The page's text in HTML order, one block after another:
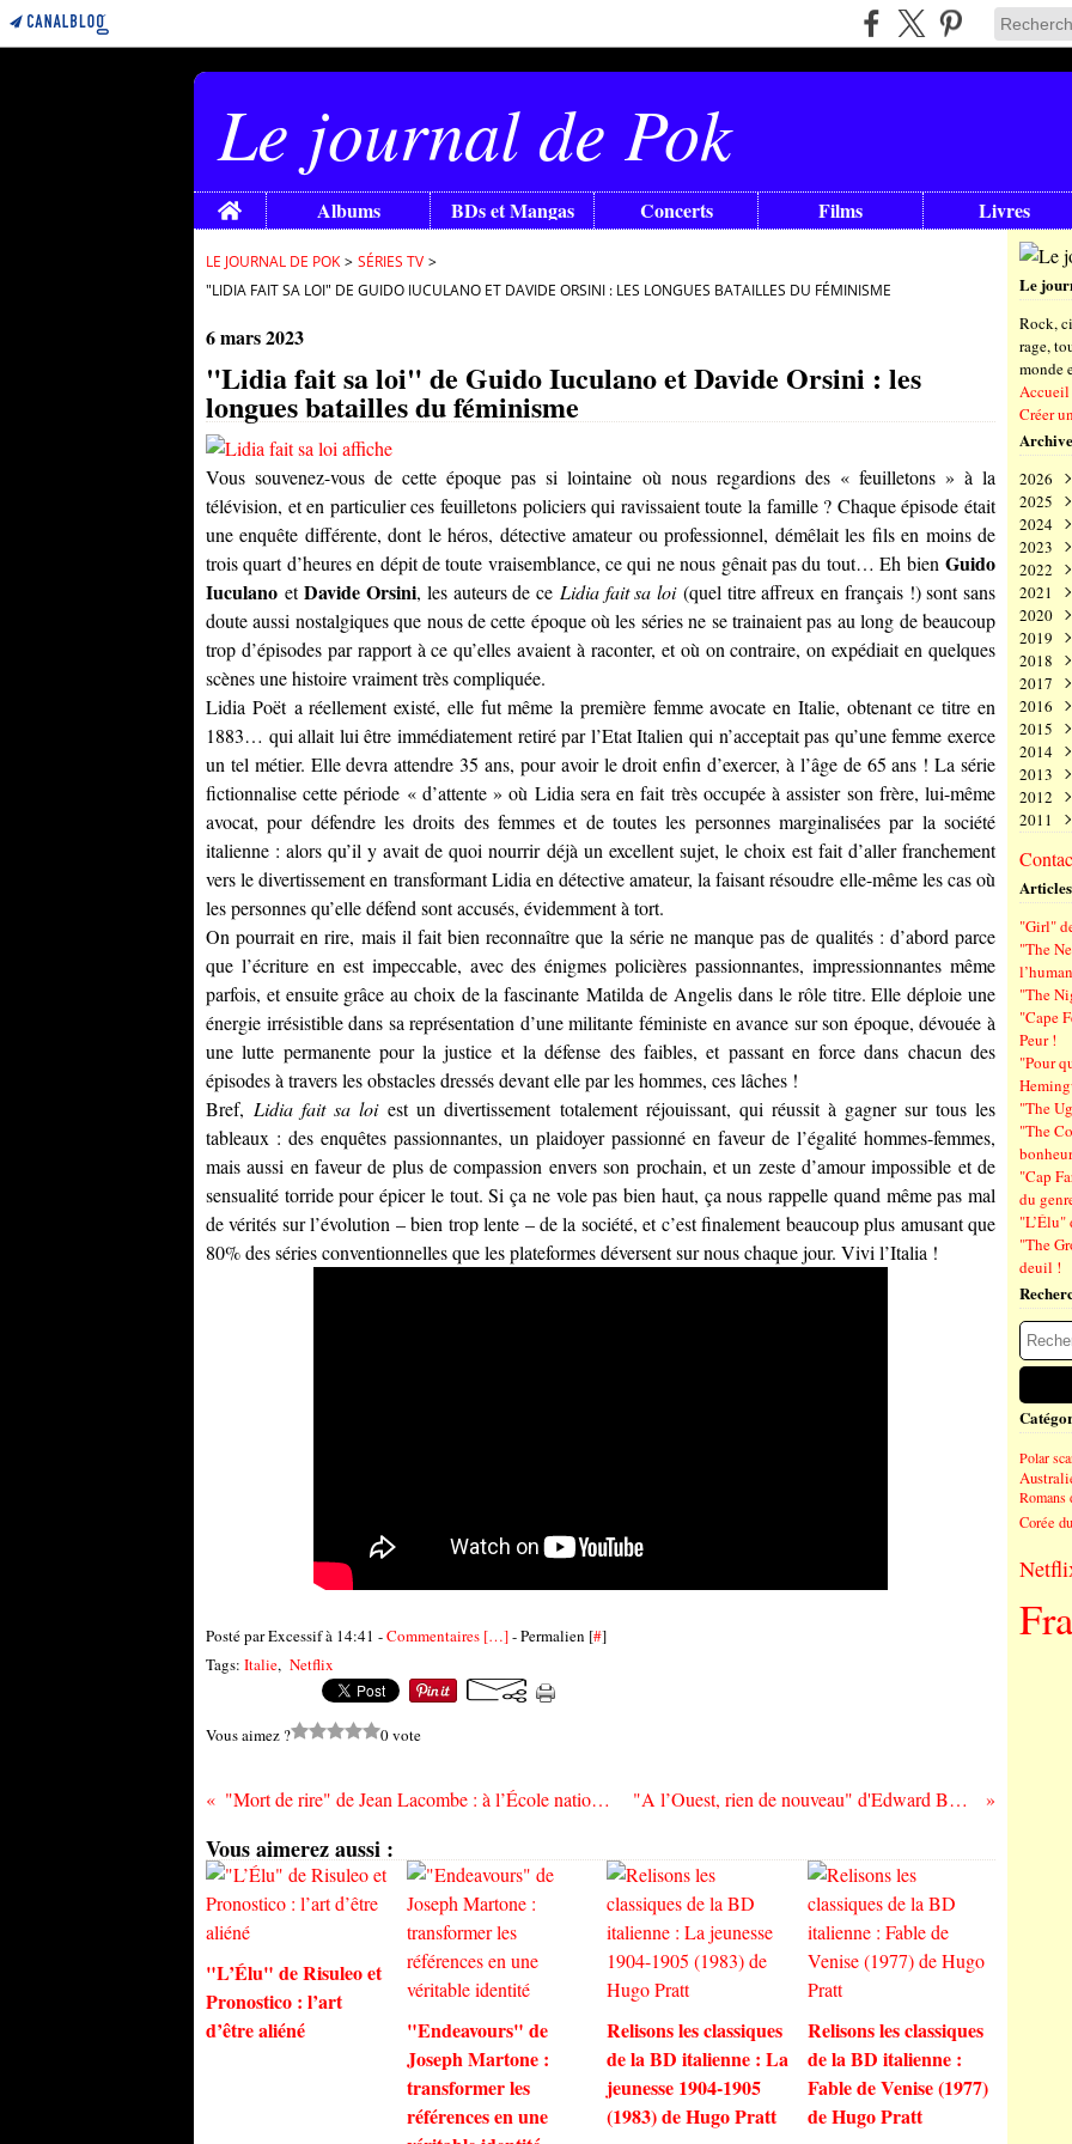
Le journal de Pok
Home Albums BDs et Mangas Concerts Films Livres
LE JOURNAL DE POK > SÉRIES TV >
"LIDIA FAIT SA LOI" DE GUIDO IUCULANO ET DAVIDE ORSINI : LES LONGUES BATAILLES DU FÉMINISME
6 mars 2023
"Lidia fait sa loi" de Guido Iuculano et Davide Orsini : les
longues batailles du féminisme
Vous souvenez-vous de cette époque pas si lointaine où nous regardions des « feuilletons » à la
télévision, et en particulier ces feuilletons policiers qui ravissaient toute la famille ? Chaque épisode était
une enquête différente, dont le héros, détective amateur ou professionnel, démêlait les fils en moins de
trois quart d’heures en dépit de toute vraisemblance, ce qui ne nous gênait pas du tout… Eh bien Guido
Iuculano etDavide Orsini, les auteurs de ce Lidia fait sa loi(quel titre affreux en français !) sont sans
doute aussi nostalgiques que nous de cette époque où les séries ne se trainaient pas au long de beaucoup
trop d’épisodes par rapport à ce qu’elles avaient à raconter, et où on contraire, on expédiait en quelques
scènes une histoire vraiment très compliquée.
Lidia Poëta réellement existé, elle fut même la première femme avocate en Italie, obtenant ce titre en
1883… qui allait lui être immédiatement retiré par l’Etat Italien qui n’acceptait pas qu’une femme exerce
un tel métier. Elle devra attendre 35 ans, pour avoir le droit enfin d’exercer, à l’âge de 65 ans ! La série
fictionnalise cette période « d’attente » où Lidia sera en fait très occupée à assister son frère, lui-même
avocat, pour défendre les droits des femmes et de toutes les personnes marginalisées par la société
italienne : alors qu’il y avait de quoi nourrir déjà un excellent sujet, le choix est fait d’aller franchement
vers le divertissement en transformant Lidia en détective amateur, la faisant résoudre elle-même les cas où
les personnes qu’elle défend sont accusés, évidemment à tort.
On pourrait en rire, mais il fait bien reconnaître que la série ne manque pas de qualités : d’abord parce
que l’écriture en est impeccable, avec des énigmes policières passionnantes, impressionnantes même
parfois, et ensuite grâce au choix de la fascinante Matilda de Angelisdans le rôle titre. Elle déploie une
énergie irrésistible dans sa représentation d’une militante féministe en avance sur son époque, dévouée à
une lutte permanente pour la justice et la défense des faibles, et passant en force dans chacun des
épisodes à travers les obstacles dressés devant elle par les hommes, ces lâches !
Bref, Lidia fait sa loiest un divertissement totalement réjouissant, qui réussit à gagner sur tous les
tableaux : des enquêtes passionnantes, un plaidoyer passionné en faveur de l’égalité hommes-femmes,
mais aussi en faveur de plus de compassion envers son prochain, et un zeste d’amour impossible et de
sensualité torride pour épicer le tout. Si ça ne vole pas bien haut, ça nous rappelle quand même pas mal
de vérités sur l’évolution – bien trop lente – de la société, et c’est finalement beaucoup plus amusant que
80% des séries conventionnelles que les plateformes déversent sur nous chaque jour. Vivi l’Italia !
Posté par Excessif à 14:41 -Commentaires […]- Permalien [#]
Tags: Italie, Netflix
Vous aimez ? 0 vote
"Mort de rire" de Jean Lacombe : à l’École nationale de l’humour du Québec… "A l’Ouest, rien de nouveau" d'Edward Berger : 11 heures, le 11/11…
Vous aimerez aussi :
"L’Élu" de Risuleo et
Pronostico : l’art
d’être aliéné
"Endeavours" de
Joseph Martone :
transformer les
références en une
Relisons les classiques
de la BD italienne : La
jeunesse 1904-1905
(1983) de Hugo Pratt
Relisons les classiques
de la BD italienne :
Fable de Venise (1977)
de Hugo Pratt
Le
Rock,
rage,
monde
Créer
2026
Août
Juillet
Juin
Mai
Avril
Mars
2025
Août
Juillet
Juin
Mai
Avril
Mars
2024
Août
Juillet
Juin
Mai
Avril
Mars
2023
Août
Juillet
Juin
Mai
Avril
Mars
2022
Août
Juillet
Juin
Mai
Avril
Mars
2021
Août
Juillet
Juin
Mai
Avril
Mars
2020
Août
Juillet
Juin
Mai
Avril
2019
Août
Juillet
Juin
Mai
2018
Août
Juillet
Juin
Mars
2017
Août
Juillet
Mai
Avril
2016
Août
Juin
Mai
2015
Juin
Mai
2014
Juin
Mai
2013
Août
Juin
Mai
2012
Juin
Mai
2011
"Girl"
"The
"The
"Cape
Peur !
"Pour
"The
"The
bonheur
"Cap
du
"L’Élu"
"The
deuil !
Polar
Romans
Corée